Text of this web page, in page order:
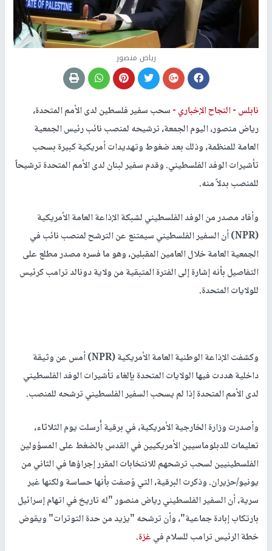
رياض منصور
نابلس -النجاح الإخباري -سحب سفير فلسطين لدى الأمم المتحدة،
رياض منصور، اليوم الجمعة، ترشيحه لمنصب نائب رئيس الجمعية
العامة للمنظمة، وذلك بعد ضغوط وتهديدات أمريكية كبيرة بسحب
تأشيرات الوفد الفلسطيني. وقدم سفير لبنان لدى الأمم المتحدة ترشيحاً
للمنصب بدلاً منه.
وأفاد مصدر من الوفد الفلسطيني لشبكة الإذاعة العامة الأمريكية
(NPR) أن السفير الفلسطيني سيمتنع عن الترشح لمنصب نائب في
الجمعية العامة خلال العامين المقبلين، وهو ما فسره مصدر مطلع على
التفاصيل بأنه إشارة إلى الفترة المتبقية من ولاية دونالد ترامب كرئيس
للولايات المتحدة.
وكشفت الإذاعة الوطنية العامة الأمريكية (NPR) أمس عن وثيقة
داخلية هددت فيها الولايات المتحدة بإلغاء تأشيرات الوفد الفلسطيني
لدى الأمم المتحدة إذا لم يسحب السفير الفلسطيني ترشحه للمنصب.
وأصدرت وزارة الخارجية الأمريكية، في برقية أُرسلت يوم الثلاثاء،
تعليمات للدبلوماسيين الأمريكيين في القدس بالضغط على المسؤولين
الفلسطينيين لسحب ترشحهم للانتخابات المقرر إجراؤها في الثاني من
يونيو/حزيران. وذكرت البرقية، التي وُصفت بأنها حساسة ولكنها غير
سرية، أن السفير الفلسطيني رياض منصور "له تاريخ في اتهام إسرائيل
بارتكاب إبادة جماعية"، وأن ترشحه "يزيد من حدة التوترات" ويقوض
خطة الرئيس ترامب للسلام فيغزة.